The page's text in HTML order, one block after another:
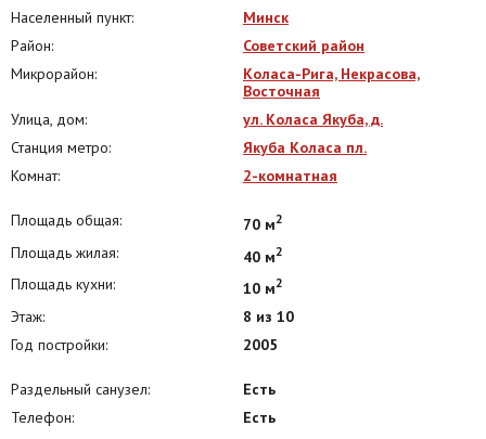
Населенный пункт:
Минск
Район:
Советский район
Микрорайон:
Коласа-Рига, Некрасова,
Восточная
Улица, дом:
ул. Коласа Якуба, д.
Станция метро:
Якуба Коласа пл.
Комнат:
2-комнатная
Площадь общая: 70 м2
Площадь жилая: 40 м2
Площадь кухни: 10 м2
Этаж:
8 из 10
Год постройки:
2005
Раздельный санузел:
Есть
Телефон:
Есть